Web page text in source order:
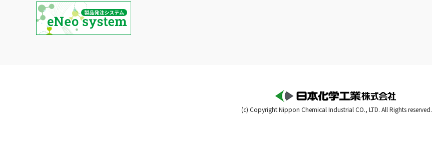
(c) Copyright Nippon Chemical Industrial CO., LTD. All Rights reserved.